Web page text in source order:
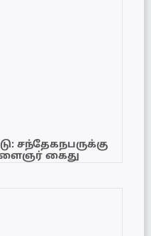
சந்தேகநபருக்கு
கைது